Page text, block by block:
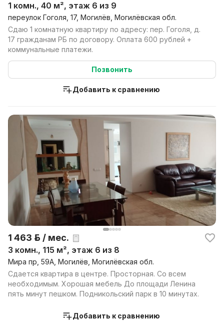
1 комн., 40 м², этаж 6 из 9
переулок Гоголя, 17, Могилёв, Могилёвская обл.
Сдаю 1 комнатную квартиру по адресу: пер. Гоголя, д.
17 гражданам РБ по договору. Оплата 600 рублей +
коммунальные платежи.
Позвонить
Добавить к сравнению
1 463 р. / мес.
3 комн., 115 м², этаж 6 из 8
Мира пр, 59А, Могилёв, Могилёвская обл.
Сдается квартира в центре. Просторная. Со всем
необходимым. Хорошая мебель До площади Ленина
пять минут пешком. Подникольский парк в 10 минутах.
Добавить к сравнению